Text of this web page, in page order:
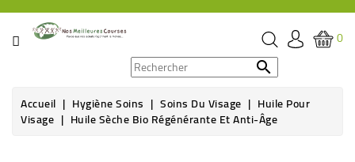
CATÉGORIE
ÉPICERIE
0

Accueil Hygiène Soins Soins Du Visage Huile Pour
Visage Huile Sèche Bio Régénérante Et Anti-Âge